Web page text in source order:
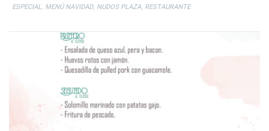
ESPECIAL, MENÚ NAVIDAD, NUDOS PLAZA, RESTAURANTE